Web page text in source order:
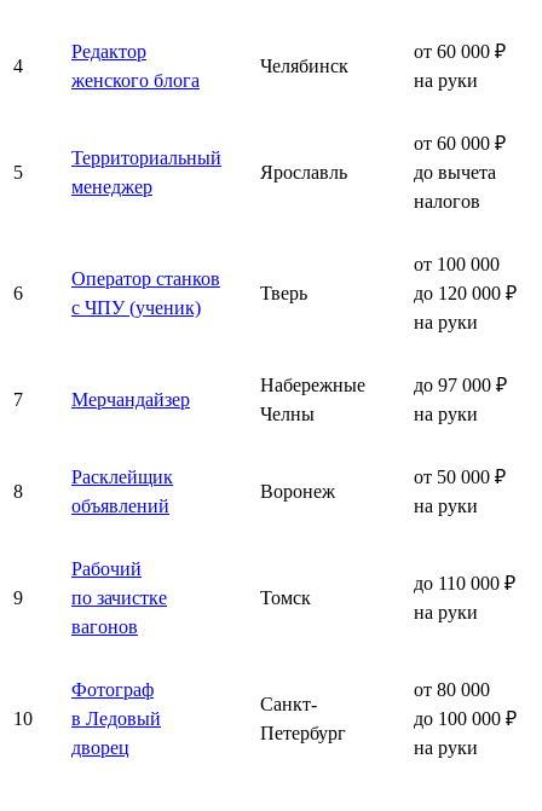
4
Редактор
женского блога
Челябинск
от 60 000 ₽
на руки
5
Территориальный
менеджер
Ярославль
от 60 000 ₽
до вычета
налогов
6
Оператор станков
с ЧПУ (ученик)
Тверь
от 100 000
до 120 000 ₽
на руки
7 Мерчандайзер
Набережные
Челны
до 97 000 ₽
на руки
8
Расклейщик
объявлений
Воронеж
от 50 000 ₽
на руки
9
Рабочий
по зачистке
вагонов
Томск
до 110 000 ₽
на руки
10
Фотограф
в Ледовый
дворец
Санкт-
Петербург
от 80 000
до 100 000 ₽
на руки